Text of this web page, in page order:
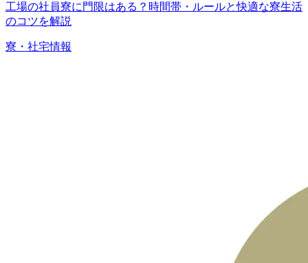
工場の社員寮に門限はある？時間帯・ルールと快適な寮生活
のコツを解説
寮・社宅情報